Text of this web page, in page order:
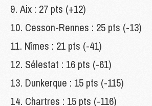
Aix : 27 pts (+12)
Cesson-Rennes : 25 pts (-13)
Nîmes : 21 pts (-41)
Sélestat : 16 pts (-61)
Dunkerque : 15 pts (-115)
Chartres : 15 pts (-116)